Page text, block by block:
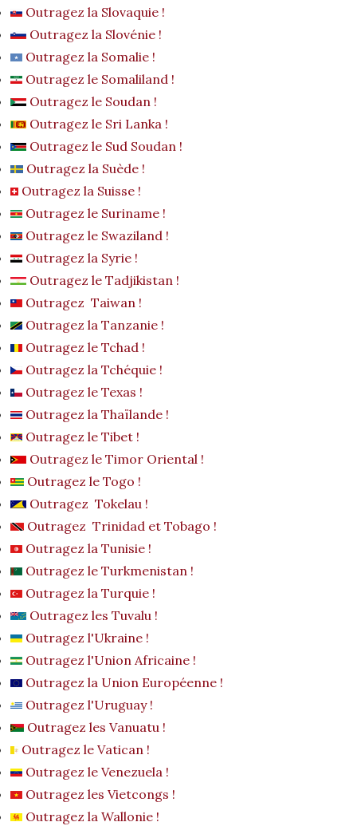
Outragez la Slovaquie !
Outragez la Slovénie !
Outragez la Somalie !
Outragez le Somaliland !
Outragez le Soudan !
Outragez le Sri Lanka !
Outragez le Sud Soudan !
Outragez la Suède !
Outragez la Suisse !
Outragez le Suriname !
Outragez le Swaziland !
Outragez la Syrie !
Outragez le Tadjikistan !
Outragez Taiwan !
Outragez la Tanzanie !
Outragez le Tchad !
Outragez la Tchéquie !
Outragez le Texas !
Outragez la Thaïlande !
Outragez le Tibet !
Outragez le Timor Oriental !
Outragez le Togo !
Outragez Tokelau !
Outragez Trinidad et Tobago !
Outragez la Tunisie !
Outragez le Turkmenistan !
Outragez la Turquie !
Outragez les Tuvalu !
Outragez l'Ukraine !
Outragez l'Union Africaine !
Outragez la Union Européenne !
Outragez l'Uruguay !
Outragez les Vanuatu !
Outragez le Vatican !
Outragez le Venezuela !
Outragez les Vietcongs !
Outragez la Wallonie !